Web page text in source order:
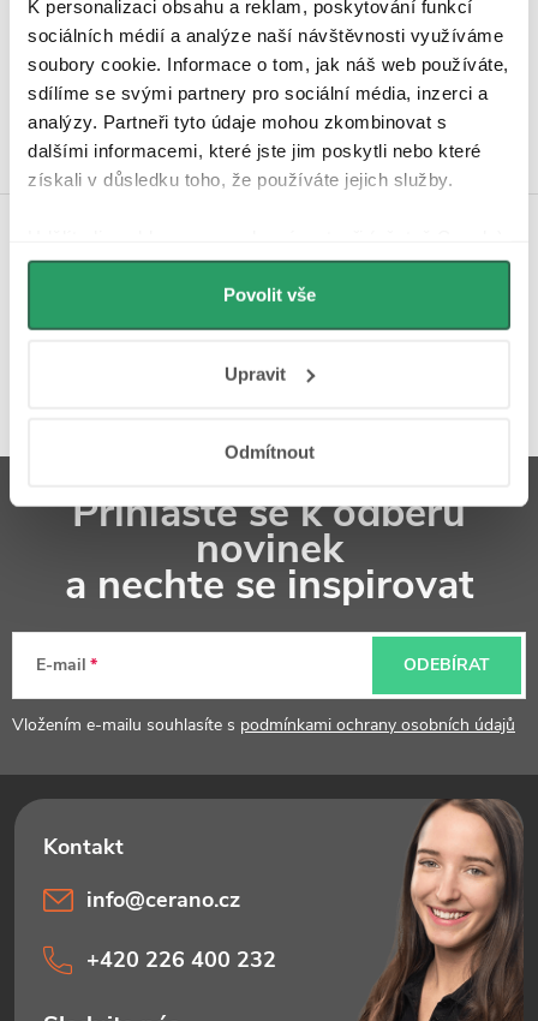
K personalizaci obsahu a reklam, poskytování funkcí
sociálních médií a analýze naší návštěvnosti využíváme
soubory cookie. Informace o tom, jak náš web používáte,
sdílíme se svými partnery pro sociální média, inzerci a
analýzy. Partneři tyto údaje mohou zkombinovat s
dalšími informacemi, které jste jim poskytli nebo které
získali v důsledku toho, že používáte jejich služby.
můžeme používat cookies pro analytiku a
personalizovanou reklamu. Jak Google zpracovává
osobní údaje najdete na stránkách
Povolit vše
Upravit
Odmítnout
4,9 Hodnocení zákazníků
4340 hodnocení
Zobrazit recenze
Koupelnová inspirace na
Instagramu
a
Přihlaste se k odběru
novinek
a nechte se inspirovat
E-mail
Vložením e-mailu souhlasíte s podmínkami ochrany osobních údajů
ODEBÍRAT
info@cerano.cz
+420 226 400 232